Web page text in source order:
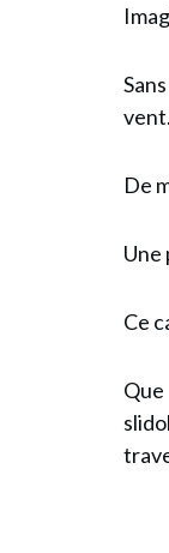
vent.
De
Une
Ce